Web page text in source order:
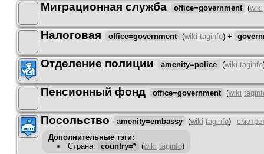
Миграционная служба office=government (wiki
Налоговая office=government (wiki taginfo) +
Отделение полиции amenity=police (wiki taginfo
Пенсионный фонд office=government (wiki
Посольство amenity=embassy (wiki taginfo)
Дополнительные тэги:
Страна: country=* (wiki taginfo)